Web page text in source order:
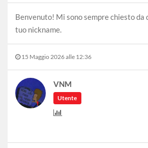
Benvenuto! Mi sono sempre chiesto da
tuo nickname.
15 Maggio 2026 alle 12:36
VNM
Utente